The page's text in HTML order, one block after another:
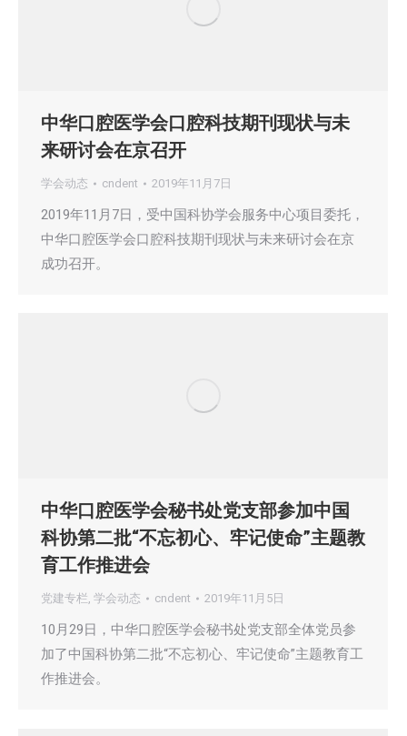
中华口腔医学会口腔科技期刊现状与未
来研讨会在京召开
学会动态 cndent 2019年11月7日
2019年11月7日，受中国科协学会服务中心项目委托，
中华口腔医学会口腔科技期刊现状与未来研讨会在京
成功召开。
中华口腔医学会秘书处党支部参加中国
科协第二批“不忘初心、牢记使命”主题教
育工作推进会
党建专栏, 学会动态 cndent 2019年11月5日
10月29日，中华口腔医学会秘书处党支部全体党员参
加了中国科协第二批“不忘初心、牢记使命”主题教育工
作推进会。